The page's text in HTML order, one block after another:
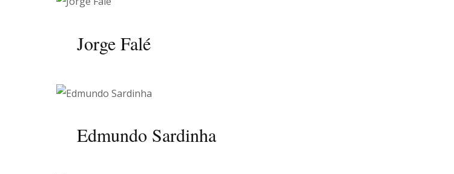
Jorge Falé
Edmundo Sardinha